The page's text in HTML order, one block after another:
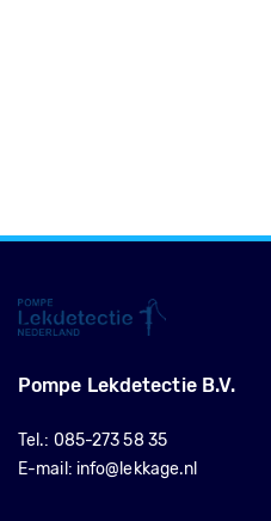
Pompe Lekdetectie B.V.
Tel.: 085-273 58 35
E-mail: info@lekkage.nl